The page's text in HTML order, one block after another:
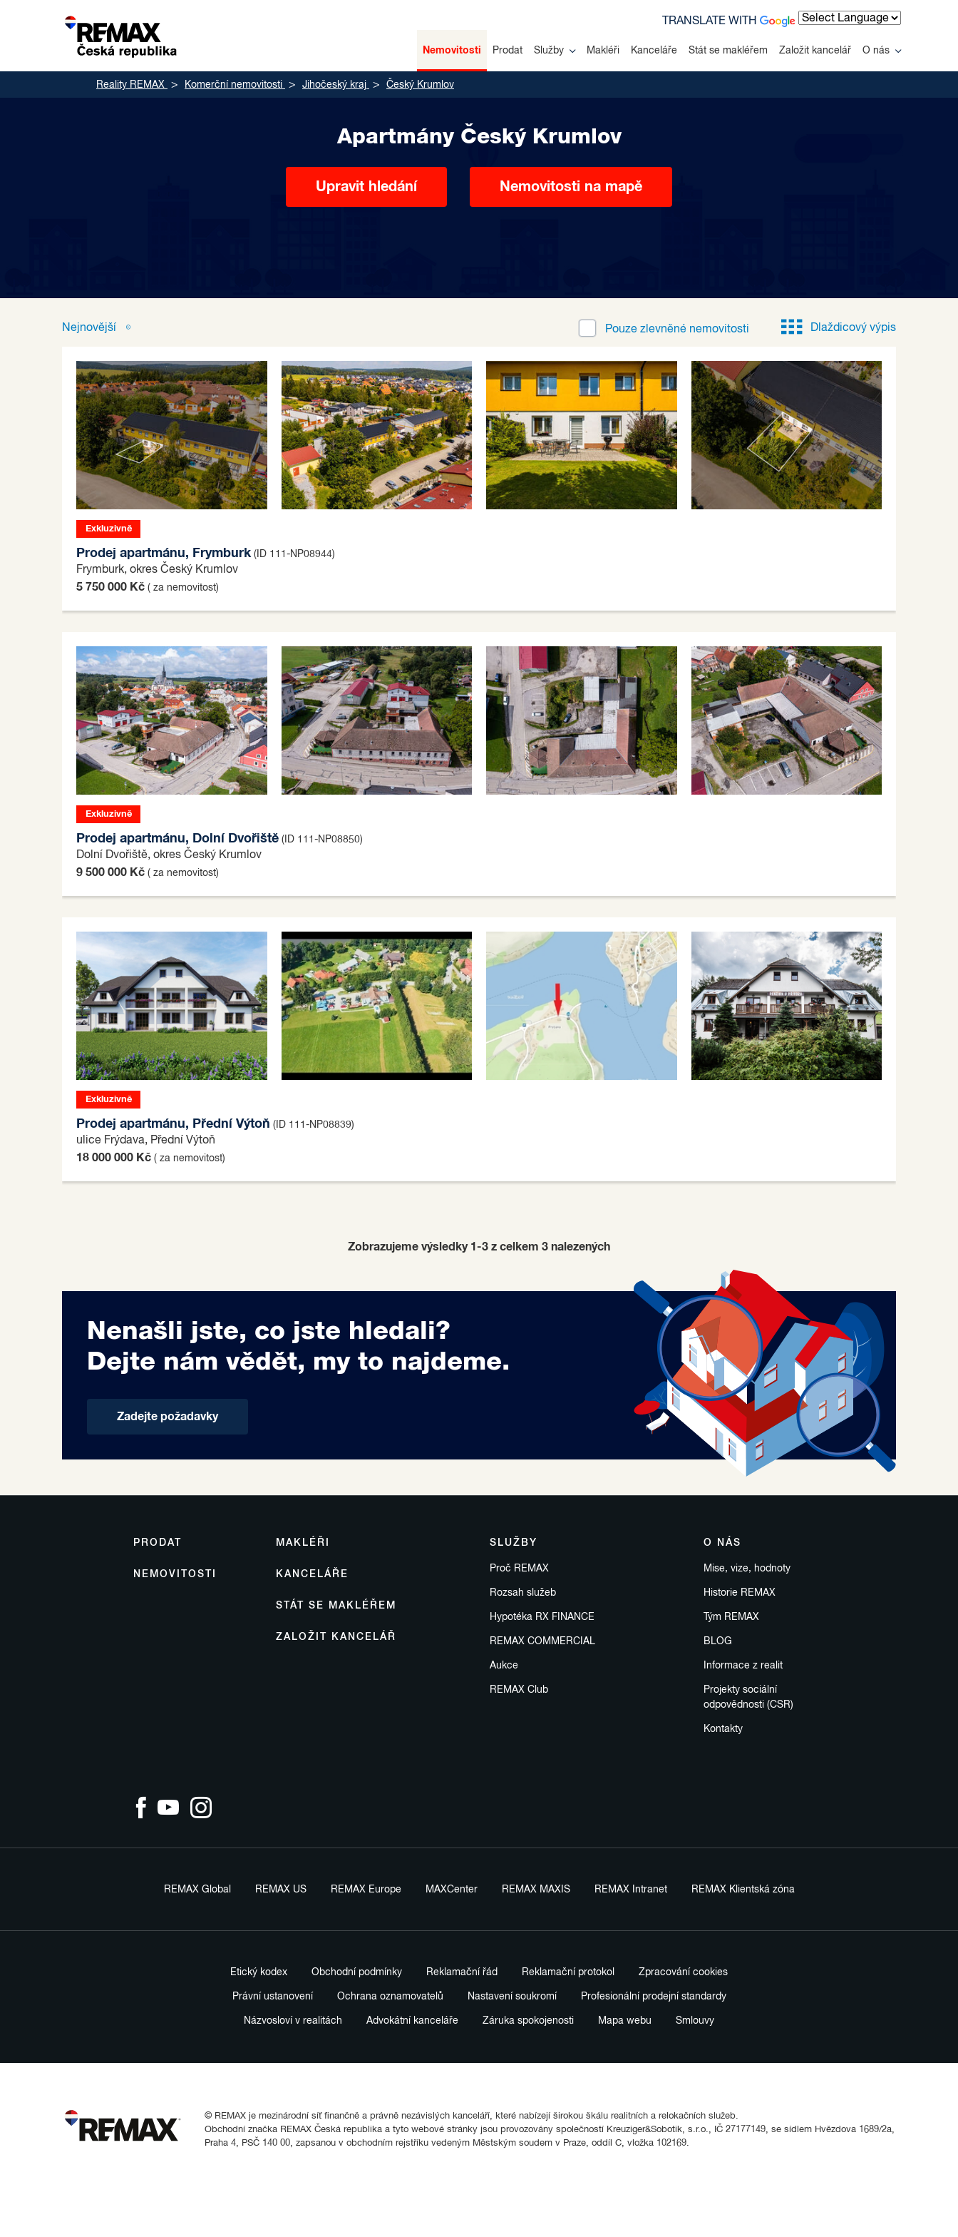
Nemovitosti Prodat Služby Makléři Kanceláře Stát se makléřem Založit kancelář O nás
TRANSLATE WITH
Reality REMAX Komerční nemovitosti Jihočeský kraj Český Krumlov
Apartmány Český Krumlov
Upravit hledání Nemovitosti na mapě
Nejnovější Pouze zlevněné nemovitosti Dlaždicový výpis
Exkluzivně
Prodej apartmánu, Frymburk(ID 111-NP08944)
Frymburk, okres Český Krumlov
5 750 000 Kč ( za nemovitost)
Exkluzivně
Prodej apartmánu, Dolní Dvořiště (ID 111-NP08850)
Dolní Dvořiště, okres Český Krumlov
9 500 000 Kč ( za nemovitost)
Exkluzivně
Prodej apartmánu, Přední Výtoň (ID 111-NP08839)
ulice Frýdava, Přední Výtoň
18 000 000 Kč ( za nemovitost)
Zobrazujeme výsledky 1-3 z celkem 3 nalezených
Nenašli jste, co jste hledali?
Dejte nám vědět, my to najdeme.
Zadejte požadavky
PRODAT
NEMOVITOSTI
SLUŽBY
Proč REMAX
Rozsah služeb
Hypotéka RX FINANCE
REMAX COMMERCIAL
Aukce
REMAX Club
MAKLÉŘI
KANCELÁŘE
STÁT SE MAKLÉŘEM
ZALOŽIT KANCELÁŘ
O NÁS
Mise, vize, hodnoty
Historie REMAX
Tým REMAX
BLOG
Informace z realit
Projekty sociální
odpovědnosti (CSR)
Kontakty
REMAX Global REMAX US REMAX Europe MAXCenter REMAX MAXIS REMAX Intranet REMAX Klientská zóna
Etický kodex Obchodní podmínky Reklamační řád Reklamační protokol Zpracování cookies
Právní ustanovení Ochrana oznamovatelů Nastavení soukromí Profesionální prodejní standardy
Názvosloví v realitách Advokátní kanceláře Záruka spokojenosti Mapa webu Smlouvy
© REMAX je mezinárodní síť finančně a právně nezávislých kanceláří, které nabízejí širokou škálu realitních a relokačních služeb.
Obchodní značka REMAX Česká republika a tyto webové stránky jsou provozovány společností Kreuziger&Sobotik, s.r.o., IČ 27177149, se sídlem Hvězdova 1689/2a,
Praha 4, PSČ 140 00, zapsanou v obchodním rejstříku vedeným Městským soudem v Praze, oddíl C, vložka 102169.